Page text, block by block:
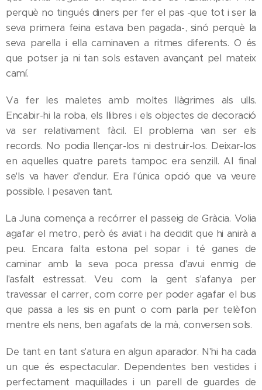
perquè no tingués diners per fer el pas -que tot i ser la
seva primera feina estava ben pagada-, sinó perquè la
seva parella i ella caminaven a ritmes diferents. O és
que potser ja ni tan sols estaven avançant pel mateix
camí.
Va fer les maletes amb moltes llàgrimes als ulls.
Encabir-hi la roba, els llibres i els objectes de decoració
va ser relativament fàcil. El problema van ser els
records. No podia llençar-los ni destruir-los. Deixar-los
en aquelles quatre parets tampoc era senzill. Al final
se'ls va haver d'endur. Era l'única opció que va veure
possible. I pesaven tant.
La Juna comença a recórrer el passeig de Gràcia. Volia
agafar el metro, però és aviat i ha decidit que hi anirà a
peu. Encara falta estona pel sopar i té ganes de
caminar amb la seva poca pressa d'avui enmig de
l'asfalt estressat. Veu com la gent s'afanya per
travessar el carrer, com corre per poder agafar el bus
que passa a les sis en punt o com parla per telèfon
mentre els nens, ben agafats de la mà, conversen sols.
De tant en tant s'atura en algun aparador. N'hi ha cada
un que és espectacular. Dependentes ben vestides i
perfectament maquillades i un parell de guardes de